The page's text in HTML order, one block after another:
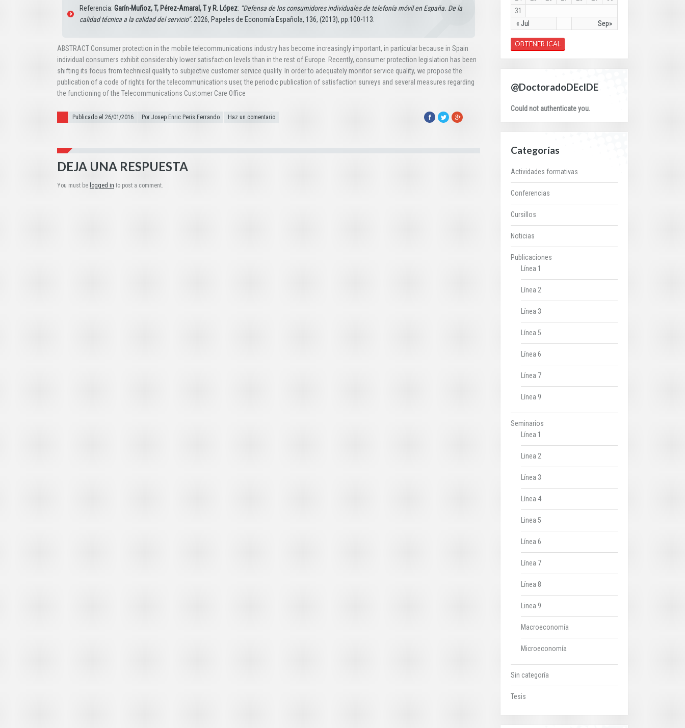
Referencia: Garín-Muñoz, T, Pérez-Amaral, T y R. López: “Defensa de los consumidores individuales de telefonía móvil en España. De la
calidad técnica a la calidad del servicio”. 2026, Papeles de Economía Española, 136, (2013), pp.100-113.
ABSTRACT Consumer protection in the mobile telecommunications industry has become increasingly important, in particular because in Spain
individual consumers exhibit considerably lower satisfaction levels than in the rest of Europe. Recently, consumer protection legislation has been
shifting its focus from technical quality to subjective customer service quality. In order to adequately monitor service quality, we propose the
publication of a code of rights for the telecommunications user, the periodic publication of satisfaction surveys and several measures regarding
the functioning of the Telecommunications Customer Care Office
Publicado el
Publicado el 26/01/2016 Por Josep Enric Peris Ferrando Haz un comentario Facebook
TwitterGoogle+
DEJA UNA RESPUESTA
You must be logged in to post a comment.
« Jul Sep»
31
OBTENER ICAL
@DoctoradoDEcIDE
Could not authenticate you.
Categorías
Actividades formativas
Conferencias
Cursillos
Noticias
Publicaciones
Línea 1
Línea 2
Línea 3
Línea 5
Línea 6
Línea 7
Línea 9
Seminarios
Línea 1
Linea 2
Línea 3
Línea 4
Linea 5
Línea 6
Línea 7
Línea 8
Linea 9
Macroeconomía
Microeconomía
Sin categoría
Tesis